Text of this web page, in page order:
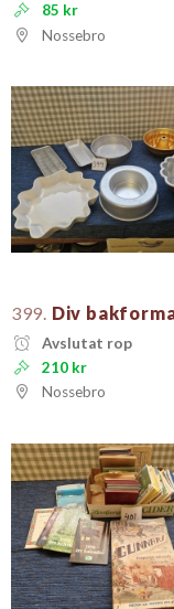
85 kr
Nossebro
399. Div
Avslutat rop
210 kr
Nossebro